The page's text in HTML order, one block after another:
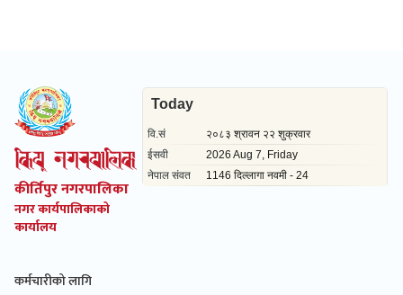
कीर्तिपुर नगरपालिका
नगर कार्यपालिकाको
कार्यालय
कर्मचारीको लागि